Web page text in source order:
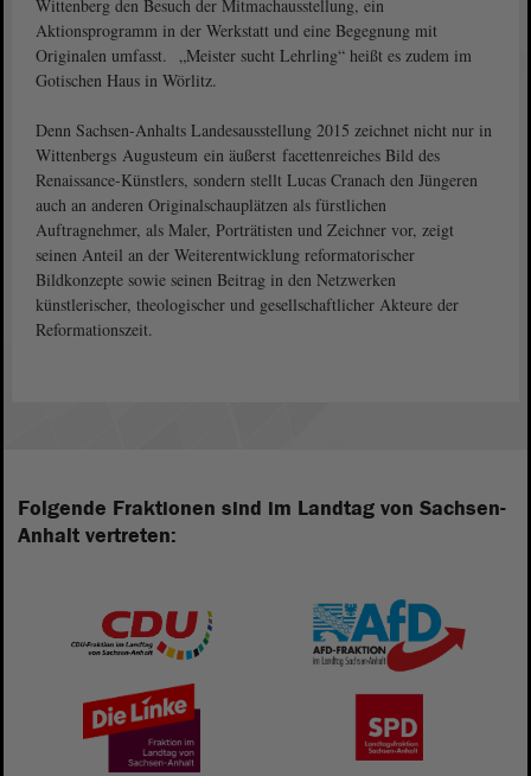
Wittenberg den Besuch der Mitmachausstellung, ein
Aktionsprogramm in der Werkstatt und eine Begegnung mit
Originalen umfasst. „Meister sucht Lehrling“ heißt es zudem im
Gotischen Haus in Wörlitz.
Denn Sachsen-Anhalts Landesausstellung 2015 zeichnet nicht nur in
Wittenbergs Augusteum ein äußerst facettenreiches Bild des
Renaissance-Künstlers, sondern stellt Lucas Cranach den Jüngeren
auch an anderen Originalschauplätzen als fürstlichen
Auftragnehmer, als Maler, Porträtisten und Zeichner vor, zeigt
seinen Anteil an der Weiterentwicklung reformatorischer
Bildkonzepte sowie seinen Beitrag in den Netzwerken
künstlerischer, theologischer und gesellschaftlicher Akteure der
Reformationszeit.
Folgende Fraktionen sind im Landtag von Sachsen-
Anhalt vertreten: